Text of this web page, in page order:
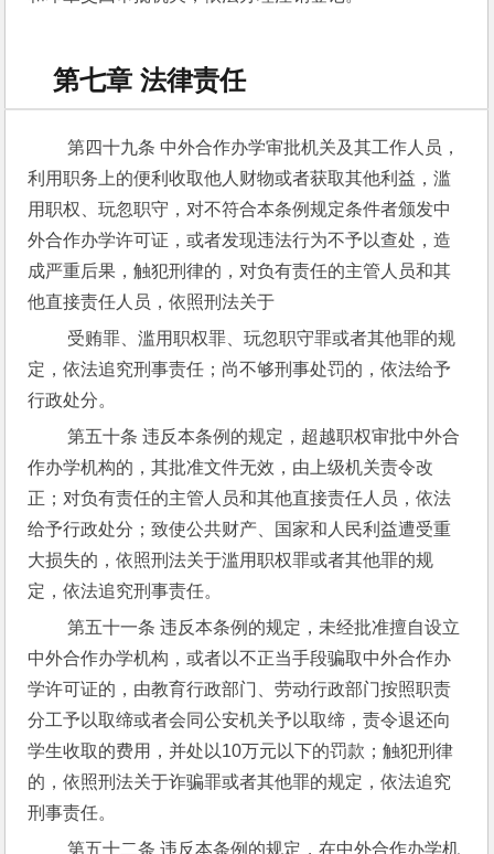
第七章 法律责任
第四十九条 中外合作办学审批机关及其工作人员，
利用职务上的便利收取他人财物或者获取其他利益，滥
用职权、玩忽职守，对不符合本条例规定条件者颁发中
外合作办学许可证，或者发现违法行为不予以查处，造
成严重后果，触犯刑律的，对负有责任的主管人员和其
他直接责任人员，依照刑法关于
定，依法追究刑事责任；尚不够刑事处罚的，依法给予
行政处分。
第五十条 违反本条例的规定，超越职权审批中外合
作办学机构的，其批准文件无效，由上级机关责令改
正；对负有责任的主管人员和其他直接责任人员，依法
给予行政处分；致使公共财产、国家和人民利益遭受重
大损失的，依照刑法关于滥用职权罪或者其他罪的规
定，依法追究刑事责任。
第五十一条 违反本条例的规定，未经批准擅自设立
中外合作办学机构，或者以不正当手段骗取中外合作办
学许可证的，由教育行政部门、劳动行政部门按照职责
分工予以取缔或者会同公安机关予以取缔，责令退还向
学生收取的费用，并处以10万元以下的罚款；触犯刑律
的，依照刑法关于诈骗罪或者其他罪的规定，依法追究
刑事责任。
第五十二条 违反本条例的规定，在中外合作办学机